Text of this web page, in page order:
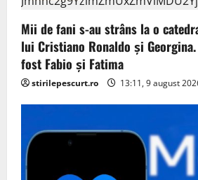
Mii de fani s-au strâns la o
lui Cristiano Ronaldo şi
fost Fabio şi Fatima
stirilepescurt.ro 13:11, 9 august